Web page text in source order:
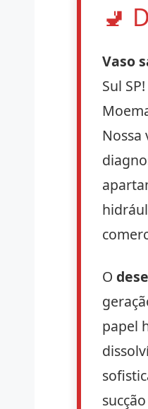
🚽
Vaso
Sul
O
papel